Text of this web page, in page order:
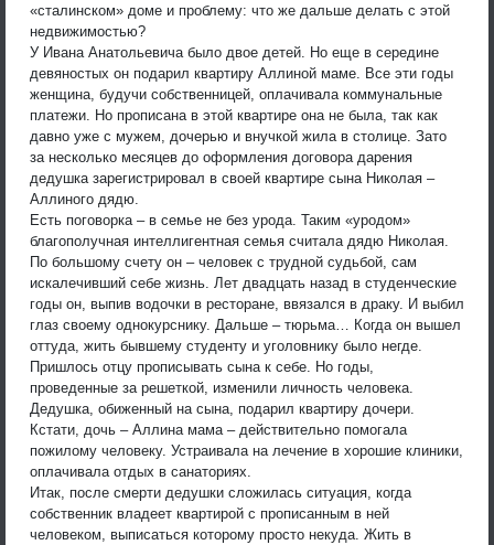
«сталинском» доме и проблему: что же дальше делать с этой
недвижимостью?
У Ивана Анатольевича было двое детей. Но еще в середине
девяностых он подарил квартиру Аллиной маме. Все эти годы
женщина, будучи собственницей, оплачивала коммунальные
платежи. Но прописана в этой квартире она не была, так как
давно уже с мужем, дочерью и внучкой жила в столице. Зато
за несколько месяцев до оформления договора дарения
дедушка зарегистрировал в своей квартире сына Николая –
Аллиного дядю.
Есть поговорка – в семье не без урода. Таким «уродом»
благополучная интеллигентная семья считала дядю Николая.
По большому счету он – человек с трудной судьбой, сам
искалечивший себе жизнь. Лет двадцать назад в студенческие
годы он, выпив водочки в ресторане, ввязался в драку. И выбил
глаз своему однокурснику. Дальше – тюрьма… Когда он вышел
оттуда, жить бывшему студенту и уголовнику было негде.
Пришлось отцу прописывать сына к себе. Но годы,
проведенные за решеткой, изменили личность человека.
Дедушка, обиженный на сына, подарил квартиру дочери.
Кстати, дочь – Аллина мама – действительно помогала
пожилому человеку. Устраивала на лечение в хорошие клиники,
оплачивала отдых в санаториях.
Итак, после смерти дедушки сложилась ситуация, когда
собственник владеет квартирой с прописанным в ней
человеком, выписаться которому просто некуда. Жить в